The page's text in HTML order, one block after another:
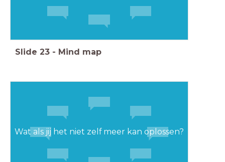
Slide 23 - Mind map
Wat als jij het niet zelf meer kan oplossen?